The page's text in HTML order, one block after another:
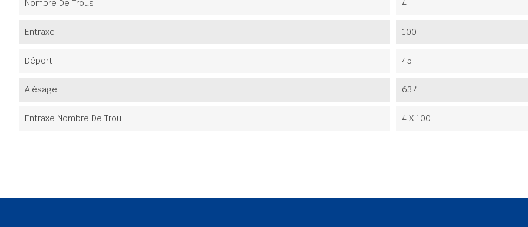
Nombre De Trous 4
Entraxe 100
Déport 45
Alésage 63.4
Entraxe Nombre De Trou 4 X 100